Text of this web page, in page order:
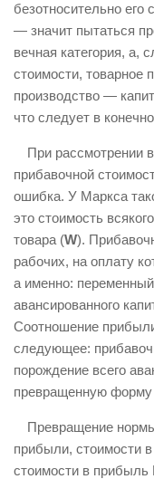
безотносительно
— значит пытаться
вечная категория, а,
стоимости, товарное
производство —
что следует в
При рассмотрении
прибавочной
ошибка. У Маркса
это стоимость
товара (W).
рабочих, на оплату
а именно:
авансированного
Соотношение
следующее:
порождение всего
превращенную
Превращение
прибыли, стоимости
стоимости в